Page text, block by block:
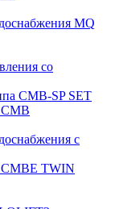
MQ
со
CMB-SP SET
с
CMBE TWIN